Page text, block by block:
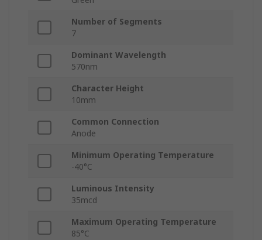
Number of Segments
7
Dominant Wavelength
570nm
Character Height
10mm
Common Connection
Anode
Minimum Operating Temperature
-40°C
Luminous Intensity
35mcd
Maximum Operating Temperature
85°C